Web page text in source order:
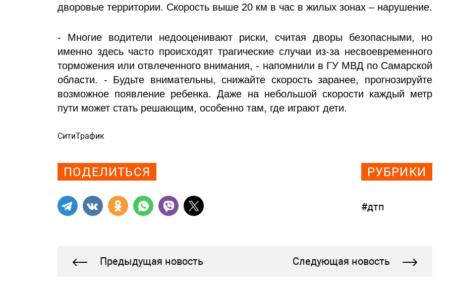
дворовые территории. Скорость выше 20 км в час в жилых зонах – нарушение.
- Многие водители недооценивают риски, считая дворы безопасными, но
именно здесь часто происходят трагические случаи из-за несвоевременного
торможения или отвлеченного внимания, - напомнили в ГУ МВД по Самарской
области. - Будьте внимательны, снижайте скорость заранее, прогнозируйте
возможное появление ребенка. Даже на небольшой скорости каждый метр
пути может стать решающим, особенно там, где играют дети.
СитиТрафик
ПОДЕЛИТЬСЯ РУБРИКИ
#дтп
Предыдущая новость Следующая новость